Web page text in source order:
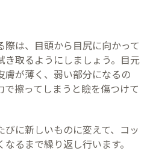
際は、目頭から目尻に向かって
き取るようにしましょう。目元
膚が薄く、弱い部分になるの
で擦ってしまうと瞼を傷つけて
びに新しいものに変えて、コッ
るまで繰り返し行います。